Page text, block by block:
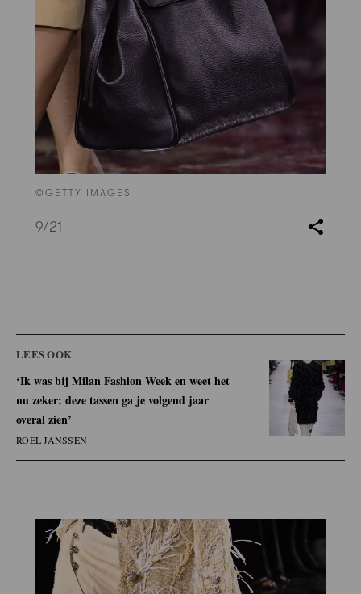
©GETTY IMAGES
9/21
LEES OOK
‘Ik was bij Milan Fashion Week en weet het
nu zeker: deze tassen ga je volgend jaar
overal zien’
ROEL JANSSEN